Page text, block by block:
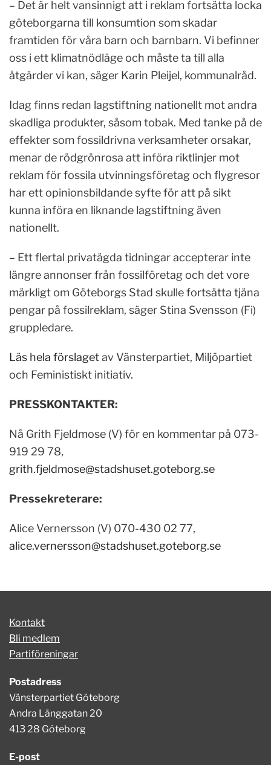
– Det är helt vansinnigt att i reklam fortsätta locka
göteborgarna till konsumtion som skadar
framtiden för våra barn och barnbarn. Vi befinner
oss i ett klimatnödläge och måste ta till alla
åtgärder vi kan, säger Karin Pleijel, kommunalråd.
Idag finns redan lagstiftning nationellt mot andra
skadliga produkter, såsom tobak. Med tanke på de
effekter som fossildrivna verksamheter orsakar,
menar de rödgrönrosa att införa riktlinjer mot
reklam för fossila utvinningsföretag och flygresor
har ett opinionsbildande syfte för att på sikt
kunna införa en liknande lagstiftning även
nationellt.
– Ett flertal privatägda tidningar accepterar inte
längre annonser från fossilföretag och det vore
märkligt om Göteborgs Stad skulle fortsätta tjäna
pengar på fossilreklam, säger Stina Svensson (Fi)
gruppledare.
Läs hela förslagetav Vänsterpartiet, Miljöpartiet
och Feministiskt initiativ.
PRESSKONTAKTER:
Nå Grith Fjeldmose (V) för en kommentar på 073-
919 29 78,
grith.fjeldmose@stadshuset.goteborg.se
Pressekreterare:
Alice Vernersson (V) 070-430 02 77,
alice.vernersson@stadshuset.goteborg.se
Kontakt
Bli medlem
Partiföreningar
Postadress
Vänsterpartiet Göteborg
Andra Långgatan 20
413 28 Göteborg
E-post